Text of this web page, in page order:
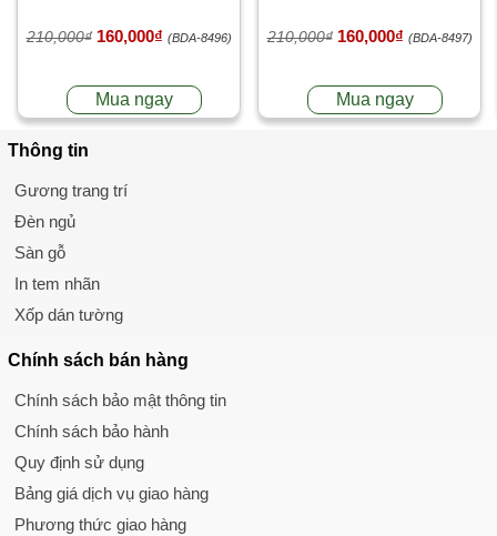
210,000₫ 160,000₫ (BDA-8496)
Mua ngay
210,000₫ 160,000₫ (BDA-8497)
Mua ngay
Thông tin
Gương trang trí
Đèn ngủ
Sàn gỗ
In tem nhãn
Xốp dán tường
Chính sách bán hàng
Chính sách bảo mật thông tin
Chính sách bảo hành
Quy định sử dụng
Bảng giá dịch vụ giao hàng
Phương thức giao hàng